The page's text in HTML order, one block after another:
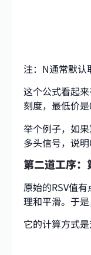
注：N通常默认
这个公式看起
刻度，最低价
举个例子，如
多头信号，说
第二道工序
原始的RSV值
理和平滑。于是
它的计算方式是